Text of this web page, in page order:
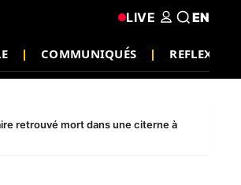
COMMUNIQUÉS REFLEXION
LIVE EN
retrouvé mort dans une citerne à